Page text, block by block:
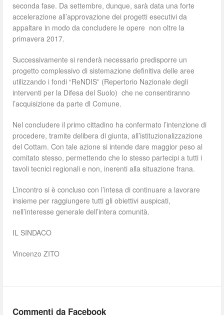
seconda fase. Da settembre, dunque, sarà data una forte
accelerazione all’approvazione dei progetti esecutivi da
appaltare in modo da concludere le opere non oltre la
primavera 2017.
Successivamente si renderà necessario predisporre un
progetto complessivo di sistemazione definitiva delle aree
utilizzando i fondi “ReNDIS” (Repertorio Nazionale degli
interventi per la Difesa del Suolo) che ne consentiranno
l’acquisizione da parte dl Comune.
Nel concludere il primo cittadino ha confermato l’intenzione di
procedere, tramite delibera di giunta, all’istituzionalizzazione
del Cottam. Con tale azione si intende dare maggior peso al
comitato stesso, permettendo che lo stesso partecipi a tutti i
tavoli tecnici regionali e non, inerenti alla situazione frana.
L’incontro si è concluso con l’intesa di continuare a lavorare
insieme per raggiungere tutti gli obiettivi auspicati,
nell’interesse generale dell’intera comunità.
IL SINDACO
Vincenzo ZITO
Commenti da Facebook